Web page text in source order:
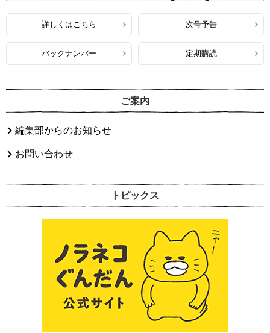
詳しくはこちら 次号予告
バックナンバー 定期購読
ご案内
編集部からのお知らせ
お問い合わせ
トピックス